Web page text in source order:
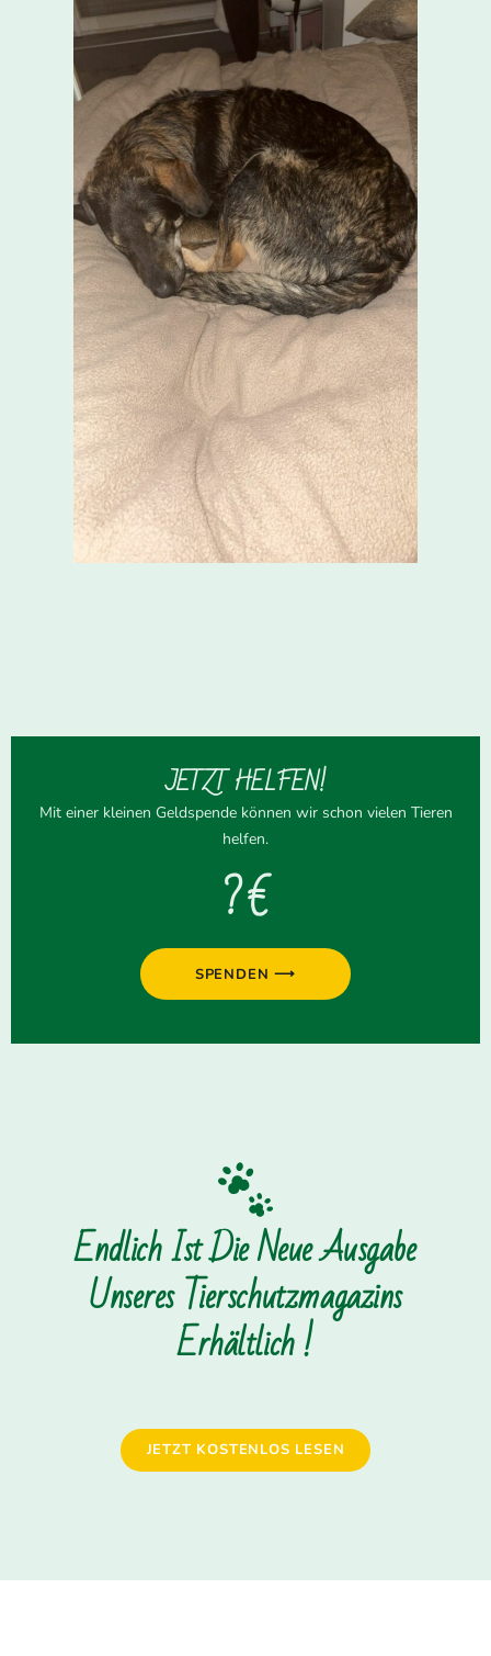
JETZT HELFEN!
Mit einer kleinen Geldspende können wir schon vielen Tieren
helfen.
? €
SPENDEN ⟶
Endlich Ist Die Neue Ausgabe
Unseres Tierschutzmagazins
Erhältlich !
JETZT KOSTENLOS LESEN